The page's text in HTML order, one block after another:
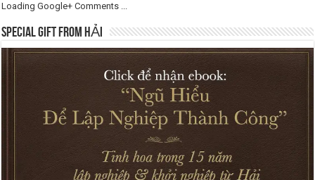
Loading Google+ Comments ...
SPECIAL GIFT FROM HẢI